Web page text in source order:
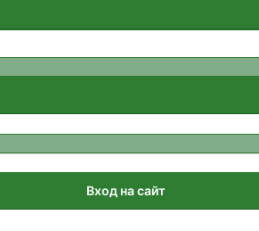
Вход на сайт